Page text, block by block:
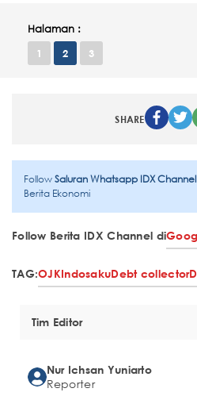
Halaman :
1 2 3
SHARE
FollowSaluran Whatsapp IDX Channel
Berita Ekonomi
Follow Berita IDX Channel di
TAG:OJKIndosakuDebt collector
Tim Editor
Nur Ichsan Yuniarto
Reporter